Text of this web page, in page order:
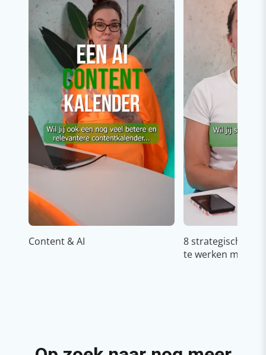
Content & AI
8 strategische
te werken met